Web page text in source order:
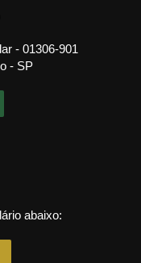
- 01306-901
- SP
abaixo: